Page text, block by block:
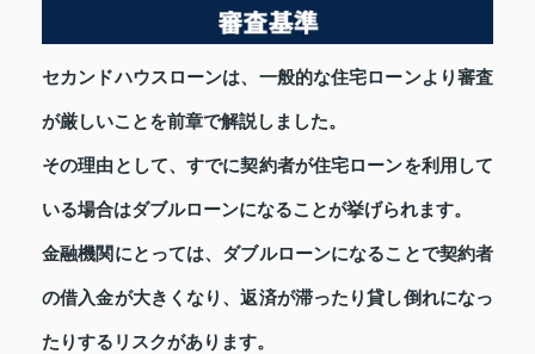
セカンドハウスローンは、一般的な住宅ローンより審査
が厳しいことを前章で解説しました。
その理由として、すでに契約者が住宅ローンを利用して
いる場合はダブルローンになることが挙げられます。
金融機関にとっては、ダブルローンになることで契約者
の借入金が大きくなり、返済が滞ったり貸し倒れになっ
たりするリスクがあります。